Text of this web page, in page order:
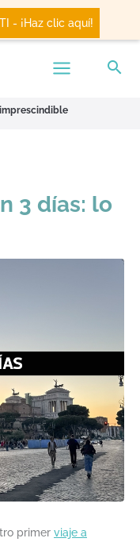
- ¡Haz clic aquí!
imprescindible
3 días: lo
primer viaje a